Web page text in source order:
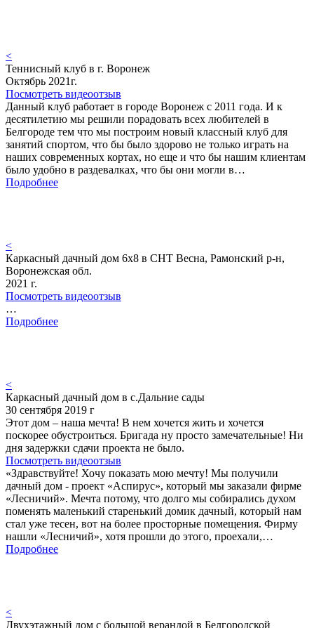
<
Теннисный клуб в г. Воронеж
Октябрь 2021г.
Посмотреть видеоотзыв
Данный клуб работает в городе Воронеж с 2011 года. И к
десятилетию мы решили порадовать всех любителей в
Белгороде тем что мы построим новый классный клуб для
занятий спортом, что бы было здорово не только играть на
наших современных кортах, но еще и что бы нашим клиентам
было удобно в раздевалках, что бы они могли в…
Подробнее
<
Каркасный дачный дом 6х8 в СНТ Весна, Рамонский р-н,
Воронежская обл.
2021 г.
Посмотреть видеоотзыв
…
Подробнее
<
Каркасный дачный дом в с.Дальние сады
30 сентября 2019 г
Этот дом – наша мечта! В нем хочется жить и хочется
поскорее обустроиться. Бригада ну просто замечательные! Ни
дня задержки сдачи проекта не было.
Посмотреть видеоотзыв
«Здравствуйте! Хочу показать мою мечту! Мы получили
дачный дом - проект «Аспирус», который мы заказали фирме
«Лесничий». Мечта потому, что долго мы собирались духом
поменять маленький старенький домик дачный, который нам
стал уже тесен, вот на более просторные помещения. Фирму
нашли «Лесничий», хотя прошли до этого, проехали,…
Подробнее
<
Двухэтажный дом с большой верандой в Белгородской